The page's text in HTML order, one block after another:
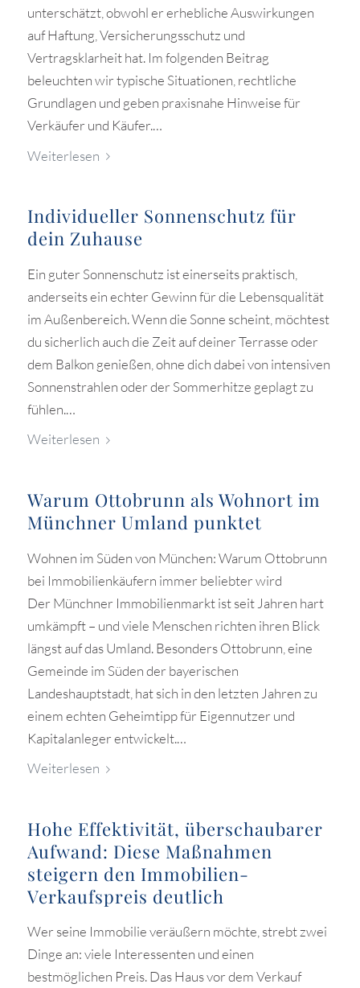
unterschätzt, obwohl er erhebliche Auswirkungen
auf Haftung, Versicherungsschutz und
Vertragsklarheit hat. Im folgenden Beitrag
beleuchten wir typische Situationen, rechtliche
Grundlagen und geben praxisnahe Hinweise für
Verkäufer und Käufer.…
Weiterlesen
Individueller Sonnenschutz für
dein Zuhause
Ein guter Sonnenschutz ist einerseits praktisch,
anderseits ein echter Gewinn für die Lebensqualität
im Außenbereich. Wenn die Sonne scheint, möchtest
du sicherlich auch die Zeit auf deiner Terrasse oder
dem Balkon genießen, ohne dich dabei von intensiven
Sonnenstrahlen oder der Sommerhitze geplagt zu
fühlen.…
Weiterlesen
Warum Ottobrunn als Wohnort im
Münchner Umland punktet
Wohnen im Süden von München: Warum Ottobrunn
bei Immobilienkäufern immer beliebter wird
Der Münchner Immobilienmarkt ist seit Jahren hart
umkämpft – und viele Menschen richten ihren Blick
längst auf das Umland. Besonders Ottobrunn, eine
Gemeinde im Süden der bayerischen
Landeshauptstadt, hat sich in den letzten Jahren zu
einem echten Geheimtipp für Eigennutzer und
Kapitalanleger entwickelt.…
Weiterlesen
Hohe Effektivität, überschaubarer
Aufwand: Diese Maßnahmen
steigern den Immobilien-
Verkaufspreis deutlich
Wer seine Immobilie veräußern möchte, strebt zwei
Dinge an: viele Interessenten und einen
bestmöglichen Preis. Das Haus vor dem Verkauf